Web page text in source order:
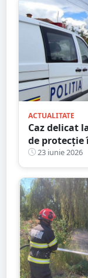
ACTUALITATE
Caz delicat
de
23 iunie 2026